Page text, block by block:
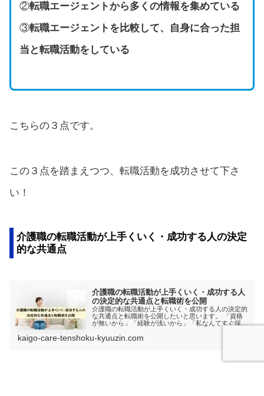
②転職エージェントから多くの情報を集めている
③転職エージェントを比較して、自身に合った担
当と転職活動をしている
こちらの３点です。
この３点を踏まえつつ、転職活動を成功させて下さ
い！
介護職の転職活動が上手くいく・成功する人の決定
的な共通点
介護職の転職活動が上手くいく・成功する人
の決定的な共通点と転職術を公開
介護職の転職活動が上手くいく・成功する人の決定的
な共通点と転職術を公開したいと思います。 「資格
が無いから」「経験が浅いから」「私なんてすぐ採用
転職活動が成功している人の共通点と転職術を理解で
きると思います。
kaigo-care-tenshoku-kyuuzin.com